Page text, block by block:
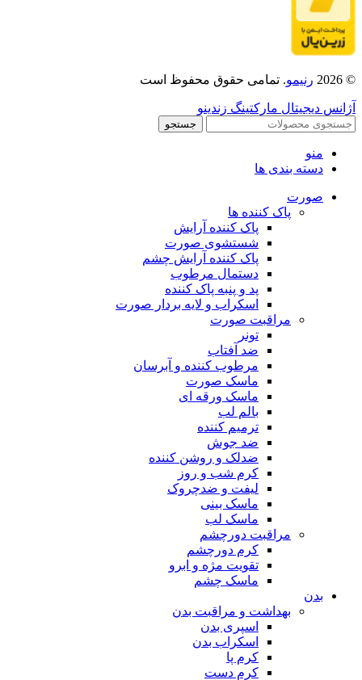
© 2026 رنیمو. تمامی حقوق محفوظ است
آژانس دیجیتال مارکتینگ زندینو
جستجو
منو
دسته بندی ها
صورت
پاک کننده ها
پاک کننده آرایش
شستشوی صورت
پاک کننده آرایش چشم
دستمال مرطوب
پد و پنبه پاک کننده
اسکراب و لایه بردار صورت
مراقبت صورت
تونر
ضد آفتاب
مرطوب کننده و آبرسان
ماسک صورت
ماسک ورقه ای
بالم لب
ترمیم کننده
ضد جوش
ضدلک و روشن کننده
کرم شب و روز
لیفت و ضدچروک
ماسک بینی
ماسک لب
مراقبت دورچشم
کرم دورچشم
تقویت مژه و ابرو
ماسک چشم
بدن
بهداشت و مراقبت بدن
اسپری بدن
اسکراب بدن
کرم پا
کرم دست